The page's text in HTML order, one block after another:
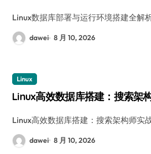
Linux数据库部署与运行环境搭建全解
dawei 8 月 10, 2026
Linux
Linux高效数据库搭建：搜索架
Linux高效数据库搭建：搜索架构师实
dawei 8 月 10, 2026